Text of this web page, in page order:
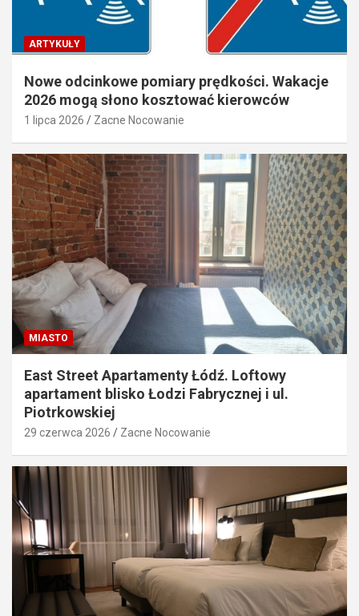
ARTYKUŁY
Nowe odcinkowe pomiary prędkości. Wakacje
2026 mogą słono kosztować kierowców
1 lipca 2026 Zacne Nocowanie
MIASTO
East Street Apartamenty Łódź. Loftowy
apartament blisko Łodzi Fabrycznej i ul.
Piotrkowskiej
29 czerwca 2026 Zacne Nocowanie